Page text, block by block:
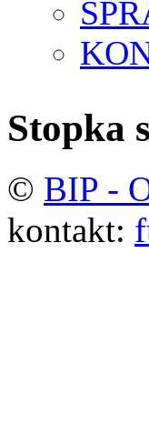
Stopka
© BIP -
kontakt: